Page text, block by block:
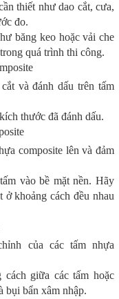
thiết như dao cắt, cưa,
đo.
băng keo hoặc vải che
quá trình thi công.
và đánh dấu trên tấm
thước đã đánh dấu.
composite lên và đảm
vào bề mặt nền. Hãy
ở khoảng cách đều nhau
của các tấm nhựa
giữa các tấm hoặc
bụi bẩn xâm nhập.